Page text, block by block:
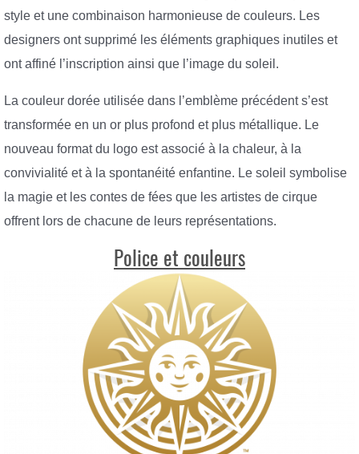
style et une combinaison harmonieuse de couleurs. Les
designers ont supprimé les éléments graphiques inutiles et
ont affiné l’inscription ainsi que l’image du soleil.
La couleur dorée utilisée dans l’emblème précédent s’est
transformée en un or plus profond et plus métallique. Le
nouveau format du logo est associé à la chaleur, à la
convivialité et à la spontanéité enfantine. Le soleil symbolise
la magie et les contes de fées que les artistes de cirque
offrent lors de chacune de leurs représentations.
Police et couleurs